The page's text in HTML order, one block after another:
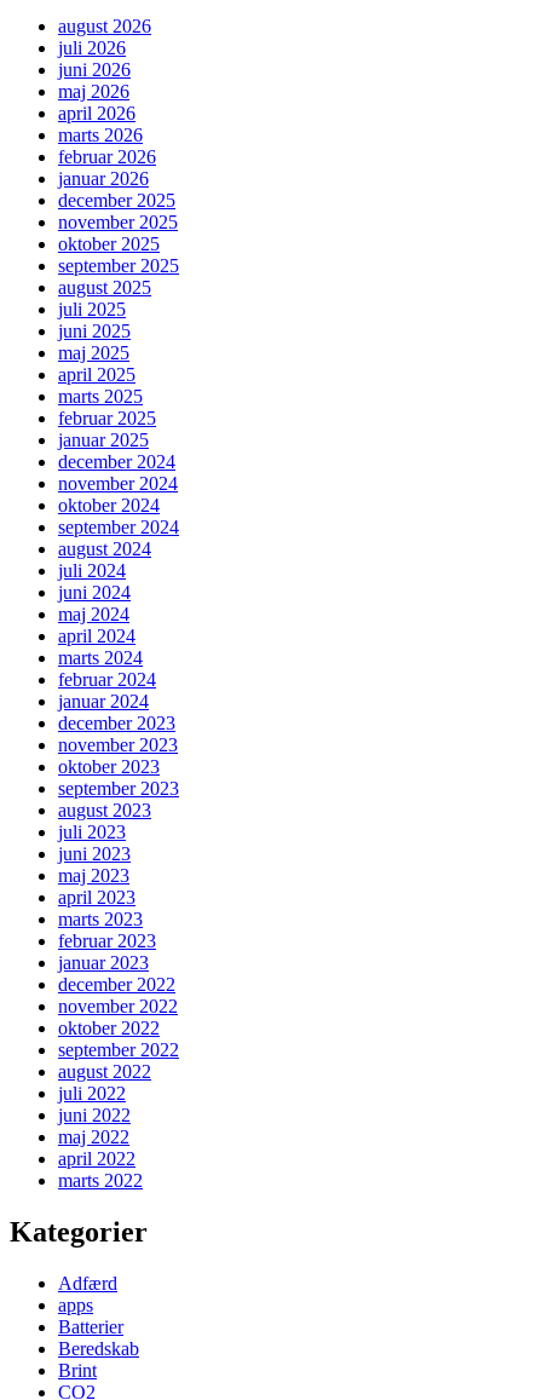
august 2026
juli 2026
juni 2026
maj 2026
april 2026
marts 2026
februar 2026
januar 2026
december 2025
november 2025
oktober 2025
september 2025
august 2025
juli 2025
juni 2025
maj 2025
april 2025
marts 2025
februar 2025
januar 2025
december 2024
november 2024
oktober 2024
september 2024
august 2024
juli 2024
juni 2024
maj 2024
april 2024
marts 2024
februar 2024
januar 2024
december 2023
november 2023
oktober 2023
september 2023
august 2023
juli 2023
juni 2023
maj 2023
april 2023
marts 2023
februar 2023
januar 2023
december 2022
november 2022
oktober 2022
september 2022
august 2022
juli 2022
juni 2022
maj 2022
april 2022
marts 2022
Kategorier
Adfærd
apps
Batterier
Beredskab
Brint
CO2